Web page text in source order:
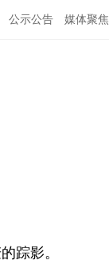
公示公告 媒体聚焦
踪影。